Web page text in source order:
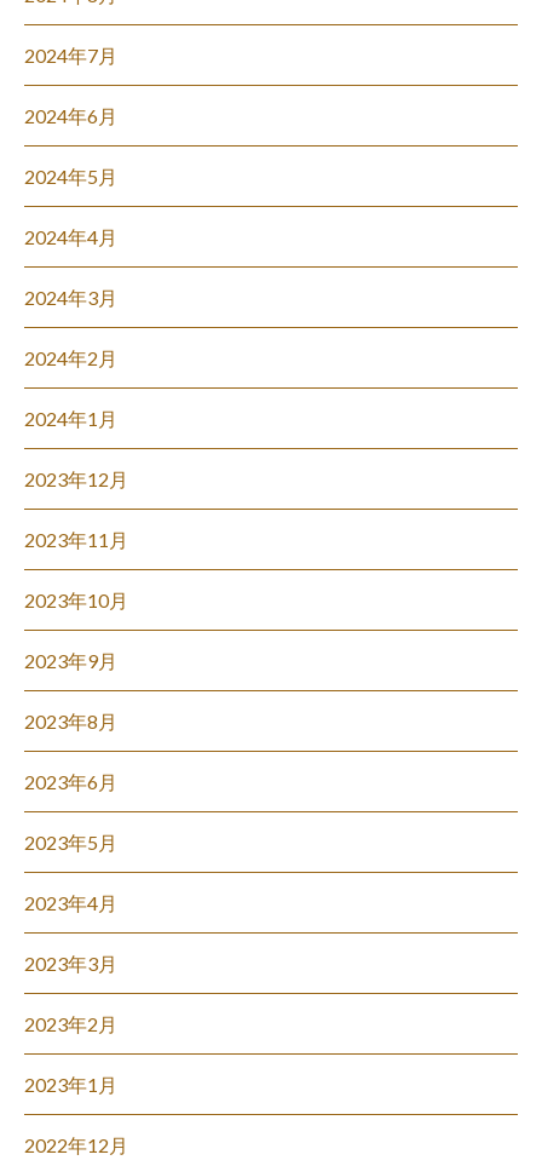
2024年7月
2024年6月
2024年5月
2024年4月
2024年3月
2024年2月
2024年1月
2023年12月
2023年11月
2023年10月
2023年9月
2023年8月
2023年6月
2023年5月
2023年4月
2023年3月
2023年2月
2023年1月
2022年12月